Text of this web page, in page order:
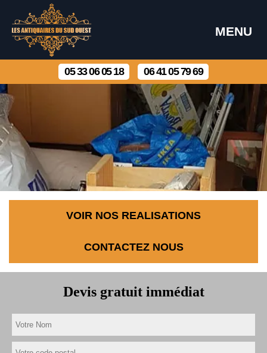
MENU
05 33 06 05 18 06 41 05 79 69
VOIR NOS REALISATIONS
CONTACTEZ NOUS
Devis gratuit immédiat